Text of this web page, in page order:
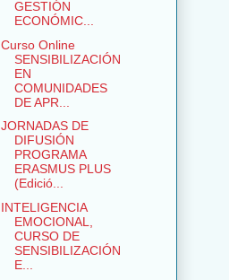
GESTIÓN
ECONÓMIC...
Curso Online
SENSIBILIZACIÓN
EN
COMUNIDADES
DE APR...
JORNADAS DE
DIFUSIÓN
PROGRAMA
ERASMUS PLUS
(Edició...
INTELIGENCIA
EMOCIONAL,
CURSO DE
SENSIBILIZACIÓN
E...